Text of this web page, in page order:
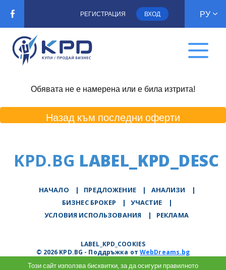
РЕГИСТРАЦИЯ ВХОД РУ
Обявата не е намерена или е била изтрита!
Назад към последни оферти
KPD.BG LABEL_KPD_DESC
НАЧАЛО | ПРЕДЛОЖЕНИЕ | АНАЛИЗИ
|
БИЗНЕС БРОКЕР
| УЧАСТИЕ
|
УСЛОВИЯ ИСПОЛЬЗОВАНИЯ
| РЕКЛАМА
LABEL_KPD_COOKIES
© 2026 KPD.BG - Поддръжка отWebDreams.bg
Този сайт използва бисквитки, за да осигури правилното